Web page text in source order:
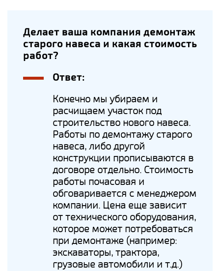
Делает ваша компания демонтаж
старого навеса и какая стоимость
работ?
Ответ:
Конечно мы убираем и
расчищаем участок под
строительство нового навеса.
Работы по демонтажу старого
навеса, либо другой
конструкции прописываются в
договоре отдельно. Стоимость
работы почасовая и
обговаривается с менеджером
компании. Цена еще зависит
от технического оборудования,
которое может потребоваться
при демонтаже (например:
экскаваторы, трактора,
грузовые автомобили и т.д.)